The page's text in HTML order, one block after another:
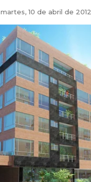
martes, 10 de abril de 2012